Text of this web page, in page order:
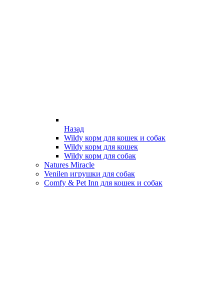
Назад
Wildy корм для кошек и собак
Wildy корм для кошек
Wildy корм для собак
Natures Miracle
Venilen игрушки для собак
Comfy & Pet Inn для кошек и собак